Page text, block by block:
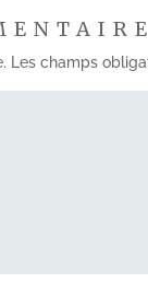
Les champs